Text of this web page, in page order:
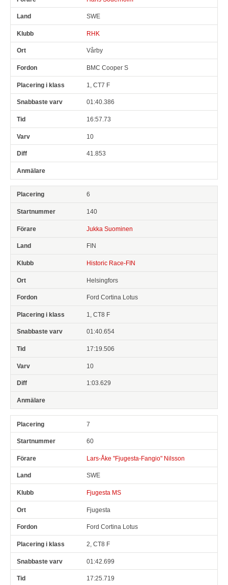
SWE
RHK
Vårby
BMC Cooper S
1, CT7 F
01:40.386
16:57.73
10
41.853
6
140
Jukka Suominen
FIN
Historic Race-FIN
Helsingfors
Ford Cortina Lotus
1, CT8 F
01:40.654
17:19.506
10
1:03.629
7
60
Lars-Åke "Fjugesta-Fangio" Nilsson
SWE
Fjugesta MS
Fjugesta
Ford Cortina Lotus
2, CT8 F
01:42.699
17:25.719